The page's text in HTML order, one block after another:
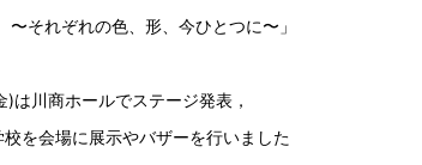
〜それぞれの色、形、今ひとつに〜」
)は川商ホールでステージ発表，
を会場に展示やバザーを行いました